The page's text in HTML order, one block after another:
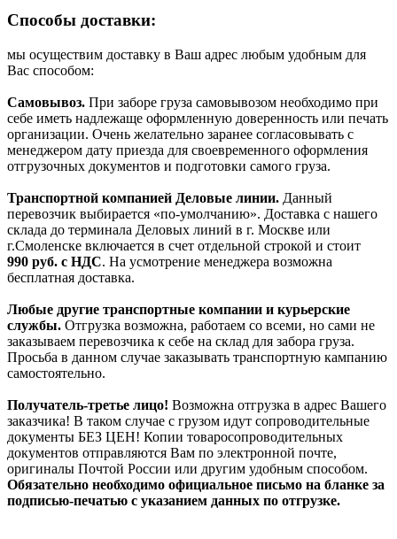
Способы доставки:
мы осуществим доставку в Ваш адрес любым удобным для
Вас способом:
Самовывоз. При заборе груза самовывозом необходимо при
себе иметь надлежаще оформленную доверенность или печать
организации. Очень желательно заранее согласовывать с
менеджером дату приезда для своевременного оформления
отгрузочных документов и подготовки самого груза.
Транспортной компанией Деловые линии. Данный
перевозчик выбирается «по-умолчанию». Доставка с нашего
склада до терминала Деловых линий в г. Москве или
г.Смоленске включается в счет отдельной строкой и стоит
990 руб. с НДС. На усмотрение менеджера возможна
бесплатная доставка.
Любые другие транспортные компании и курьерские
службы. Отгрузка возможна, работаем со всеми, но сами не
заказываем перевозчика к себе на склад для забора груза.
Просьба в данном случае заказывать транспортную кампанию
самостоятельно.
Получатель-третье лицо! Возможна отгрузка в адрес Вашего
заказчика! В таком случае с грузом идут сопроводительные
документы БЕЗ ЦЕН! Копии товаросопроводительных
документов отправляются Вам по электронной почте,
оригиналы Почтой России или другим удобным способом.
Обязательно необходимо официальное письмо на бланке за
подписью-печатью с указанием данных по отгрузке.